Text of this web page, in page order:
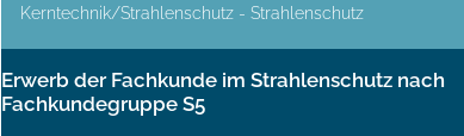
Kerntechnik/Strahlenschutz - Strahlenschutz
Erwerb der Fachkunde im Strahlenschutz nach
Fachkundegruppe S5